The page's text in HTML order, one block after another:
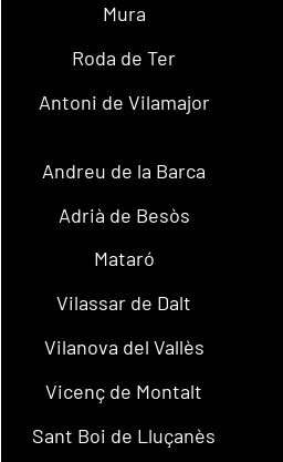
Mura
Roda de Ter
Antoni de Vilamajor
Andreu de la Barca
Adrià de Besòs
Mataró
Vilassar de Dalt
Vilanova del Vallès
Vicenç de Montalt
Sant Boi de Lluçanès